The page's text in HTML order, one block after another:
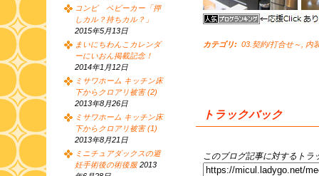
カテゴリ: 03.契約/打合せ～ 内
トラックバック
このブログ記事に対するトラ
コンビ ベビーカー「押
しカル？持ちカル？」
2015年5月13日
まいにちわんこカレンダ
ーにいおん掲載記念！
2014年1月12日
ミサワホーム キッチン床
下からクロアリ被害 (2)
2013年8月26日
ミサワホーム キッチン床
下からクロアリ被害 (1)
2013年8月21日
ミニチュアダックスの避
妊手術後の術後服 2013